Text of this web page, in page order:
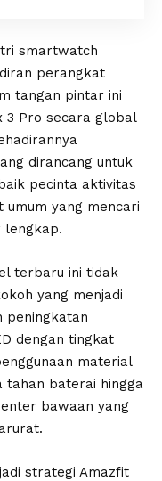
smartwatch
perangkat
tangan pintar ini
3 Pro secara global
dirancang untuk
pecinta aktivitas
umum yang mencari
lengkap.
terbaru ini tidak
yang menjadi
peningkatan
dengan tingkat
material
tahan baterai hingga
bawaan yang
strategi Amazfit